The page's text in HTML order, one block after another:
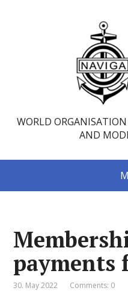
WORLD
AND
payments
30. May 2022 Comments: 0